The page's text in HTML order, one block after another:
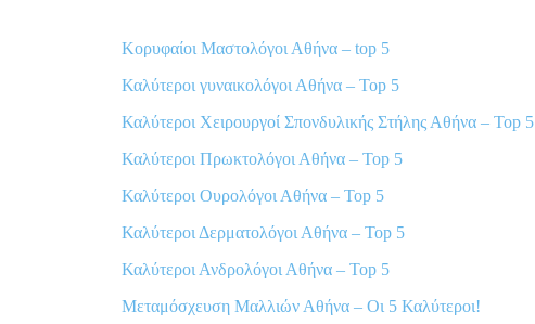
Κορυφαίοι Μαστολόγοι Αθήνα – top 5
Καλύτεροι γυναικολόγοι Αθήνα – Top 5
Καλύτεροι Χειρουργοί Σπονδυλικής Στήλης Αθήνα – Top 5
Καλύτεροι Πρωκτολόγοι Αθήνα – Top 5
Καλύτεροι Ουρολόγοι Αθήνα – Top 5
Καλύτεροι Δερματολόγοι Αθήνα – Top 5
Καλύτεροι Ανδρολόγοι Αθήνα – Top 5
Μεταμόσχευση Μαλλιών Αθήνα – Οι 5 Καλύτεροι!